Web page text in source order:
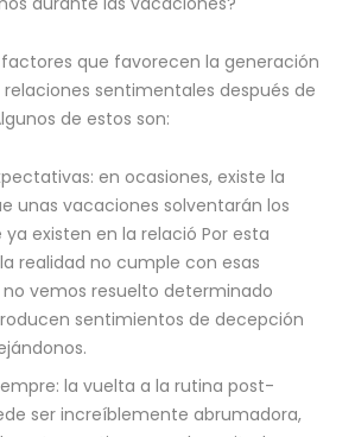
que favorecen la generación
sentimentales después de
de estos son:
en ocasiones, existe la
unas vacaciones solventarán los
existen en la relació Por esta
realidad no cumple con esas
vemos resuelto determinado
sentimientos de decepción
la vuelta a la rutina post-
ser increíblemente abrumadora,